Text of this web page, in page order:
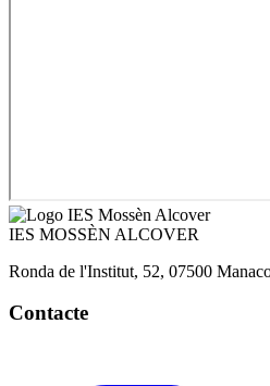
IES MOSSÈN ALCOVER
Ronda de l'Institut, 52, 07500
Contacte